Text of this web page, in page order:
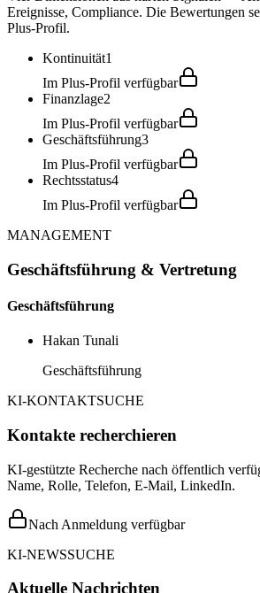
Ereignisse, Compliance. Die Bewertungen
Plus-Profil.
Kontinuität1
Im Plus-Profil verfügbar
Finanzlage2
Im Plus-Profil verfügbar
Geschäftsführung3
Im Plus-Profil verfügbar
Rechtsstatus4
Im Plus-Profil verfügbar
MANAGEMENT
Geschäftsführung & Vertretung
Geschäftsführung
Hakan Tunali
Geschäftsführung
KI-KONTAKTSUCHE
Kontakte recherchieren
KI-gestützte Recherche nach öffentlich
Name, Rolle, Telefon, E-Mail, LinkedIn.
Nach Anmeldung verfügbar
KI-NEWSSUCHE
Aktuelle Nachrichten